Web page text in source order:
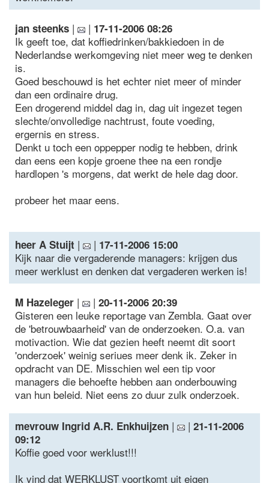
jan steenks | | 17-11-2006 08:26
Ik geeft toe, dat koffiedrinken/bakkiedoen in de
Nederlandse werkomgeving niet meer weg te denken
is.
Goed beschouwd is het echter niet meer of minder
dan een ordinaire drug.
Een drogerend middel dag in, dag uit ingezet tegen
slechte/onvolledige nachtrust, foute voeding,
ergernis en stress.
Denkt u toch een oppepper nodig te hebben, drink
dan eens een kopje groene thee na een rondje
hardlopen 's morgens, dat werkt de hele dag door.
probeer het maar eens.
heer A Stuijt | | 17-11-2006 15:00
Kijk naar die vergaderende managers: krijgen dus
meer werklust en denken dat vergaderen werken is!
M Hazeleger | | 20-11-2006 20:39
Gisteren een leuke reportage van Zembla. Gaat over
de 'betrouwbaarheid' van de onderzoeken. O.a. van
motivaction. Wie dat gezien heeft neemt dit soort
'onderzoek' weinig seriues meer denk ik. Zeker in
opdracht van DE. Misschien wel een tip voor
managers die behoefte hebben aan onderbouwing
van hun beleid. Niet eens zo duur zulk onderzoek.
mevrouw Ingrid A.R. Enkhuijzen | | 21-11-2006
09:12
Koffie goed voor werklust!!!
Ik vind dat WERKLUST voortkomt uit eigen